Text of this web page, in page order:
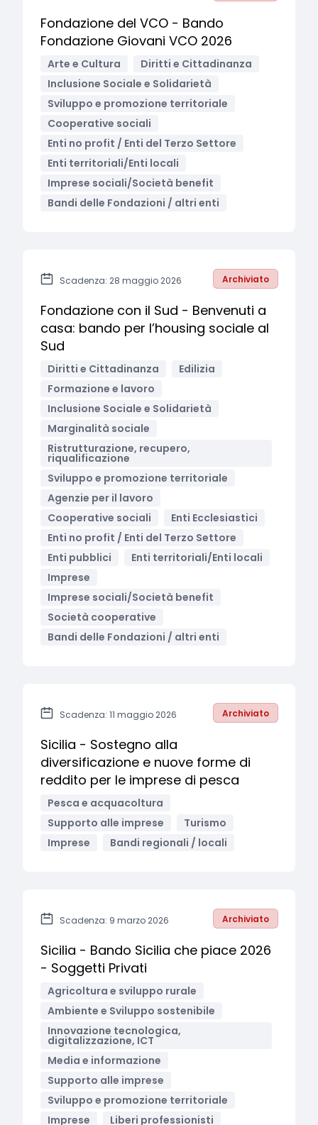
Fondazione del VCO - Bando
Fondazione Giovani VCO 2026
Arte e Cultura
Diritti e Cittadinanza
Inclusione Sociale e Solidarietà
Sviluppo e promozione territoriale
Cooperative sociali
Enti no profit / Enti del Terzo Settore
Enti territoriali/Enti locali
Imprese sociali/Società benefit
Bandi delle Fondazioni / altri enti
Scadenza: 28 maggio 2026 Archiviato
Fondazione con il Sud - Benvenuti a
casa: bando per l’housing sociale al
Sud
Diritti e Cittadinanza
Edilizia
Formazione e lavoro
Inclusione Sociale e Solidarietà
Marginalità sociale
Ristrutturazione, recupero,
riqualificazione
Sviluppo e promozione territoriale
Agenzie per il lavoro
Cooperative sociali
Enti Ecclesiastici
Enti no profit / Enti del Terzo Settore
Enti pubblici
Enti territoriali/Enti locali
Imprese
Imprese sociali/Società benefit
Società cooperative
Bandi delle Fondazioni / altri enti
Scadenza: 11 maggio 2026 Archiviato
Sicilia - Sostegno alla
diversificazione e nuove forme di
reddito per le imprese di pesca
Pesca e acquacoltura
Supporto alle imprese
Turismo
Imprese
Bandi regionali / locali
Scadenza: 9 marzo 2026 Archiviato
Sicilia - Bando Sicilia che piace 2026
- Soggetti Privati
Agricoltura e sviluppo rurale
Ambiente e Sviluppo sostenibile
Innovazione tecnologica,
digitalizzazione, ICT
Media e informazione
Supporto alle imprese
Sviluppo e promozione territoriale
Imprese
Liberi professionisti